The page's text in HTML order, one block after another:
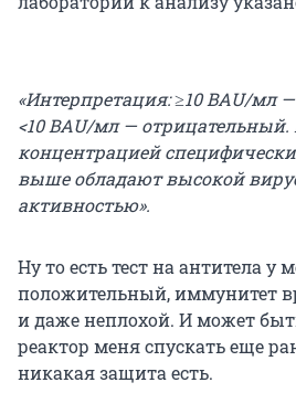
«Интерпретация: ≥10 BAU/мл
<10 BAU/мл — отрицательный.
концентрацией
выше обладают высокой
активностью».
Ну то есть тест на антитела у
положительный, иммунитет
и даже неплохой. И может
реактор меня спускать еще
никакая защита есть.